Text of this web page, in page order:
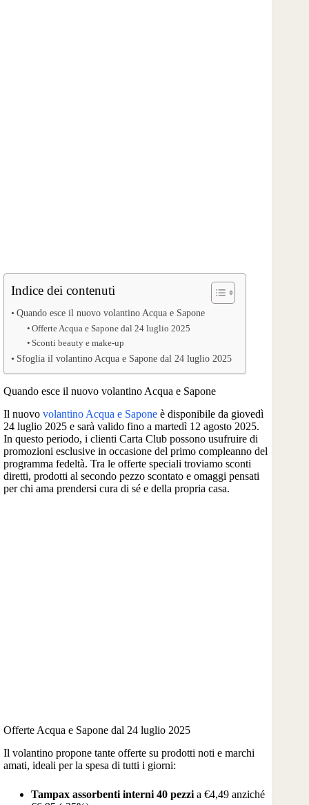
Indice dei contenuti
Quando esce il nuovo volantino Acqua e Sapone
Offerte Acqua e Sapone dal 24 luglio 2025
Sconti beauty e make-up
Sfoglia il volantino Acqua e Sapone dal 24 luglio 2025
Quando esce il nuovo volantino Acqua e Sapone
Il nuovo volantino Acqua e Sapone è disponibile da giovedì
24 luglio 2025 e sarà valido fino a martedì 12 agosto 2025.
In questo periodo, i clienti Carta Club possono usufruire di
promozioni esclusive in occasione del primo compleanno del
programma fedeltà. Tra le offerte speciali troviamo sconti
diretti, prodotti al secondo pezzo scontato e omaggi pensati
per chi ama prendersi cura di sé e della propria casa.
Offerte Acqua e Sapone dal 24 luglio 2025
Il volantino propone tante offerte su prodotti noti e marchi
amati, ideali per la spesa di tutti i giorni:
Tampax assorbenti interni 40 pezzi a €4,49 anziché